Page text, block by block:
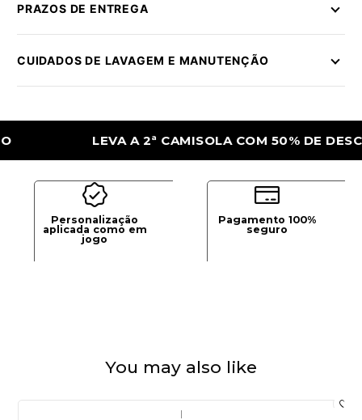
PRAZOS DE ENTREGA
CUIDADOS DE LAVAGEM E MANUTENÇÃO
LEVA A 2ª CAMISOLA COM 50% DE
Personalização
aplicada como em
jogo
Pagamento 100%
seguro
You may also like
|